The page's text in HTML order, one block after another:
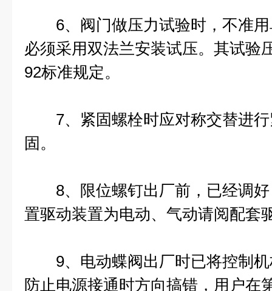
6、阀门做压力试验时，不准用
必须采用双法兰安装试压。其试验
92标准规定。
7、紧固螺栓时应对称交替进行
固。
8、限位螺钉出厂前，已经调好
置驱动装置为电动、气动请阅配套
9、电动蝶阀出厂时已将控制机
防止电源接通时方向搞错，用户在